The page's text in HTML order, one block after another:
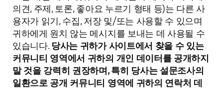
의견, 주제, 토론, 좋아요 누르기 형태 등)는 다른 사
용자가 읽기, 수집, 저장 및/또는 사용할 수 있으며
귀하에게 원치 않는 메시지를 보내는 데 사용될 수
있습니다. 당사는 귀하가 사이트에서 찾을 수 있는
커뮤니티 영역에서 귀하의 개인 데이터를 공개하지
말 것을 강력히 권장하며, 특히 당사는 설문조사의
일환으로 공개 커뮤니티 영역에 귀하의 연락처 데